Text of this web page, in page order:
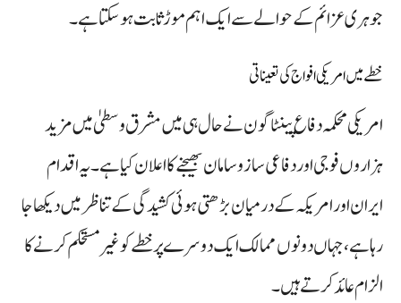
جوہری عزائم کے حوالے سے ایک اہم موڑ ثابت ہو سکتا ہے۔
خطے میں امریکی افواج کی تعیناتی
امریکی محکمہ دفاع پینٹاگون نے حال ہی میں مشرق وسطیٰ میں مزید
ہزاروں فوجی اور دفاعی ساز و سامان بھیجنے کا اعلان کیا ہے۔ یہ اقدام
ایران اور امریکہ کے درمیان بڑھتی ہوئی کشیدگی کے تناظر میں دیکھا جا
رہا ہے، جہاں دونوں ممالک ایک دوسرے پر خطے کو غیر مستحکم کرنے کا
الزام عائد کرتے ہیں۔